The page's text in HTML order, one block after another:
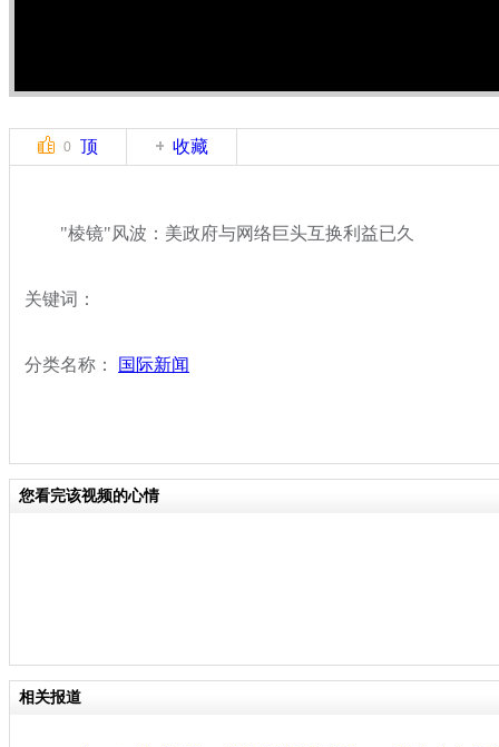
0 顶 收藏
"棱镜"风波：美政府与网络巨头互换利益已久
关键词：
分类名称： 国际新闻
您看完该视频的心情
相关报道